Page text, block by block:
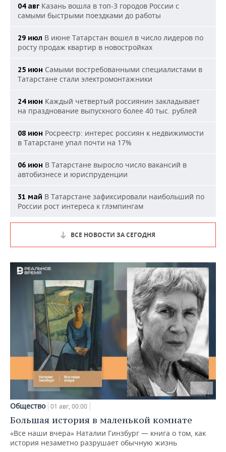
Архангельская
область
0,00
Смоленская
область
0,00 8.400.000,00
Калужская
область
0,00 0,00
Республика Коми 19.605.000,00 0,00
область
Забайкальский
край
Ставропольский
Кировская
область
область
0,00 13.949.245,80
Ульяновская
область
5.000.000,00 10.058.600,00
Оренбургская
область
11.519.690,10 0,00
Воронежская
область
2.906.500,00 0,00
Рязанская
область
0,00 9.064.000,00
Мурманская
область
8.200.000,00
Республика
Хакасия
04 авг Казань вошла в топ-3 городов России с
самыми быстрыми поездками до работы
29 июл В июне Татарстан вошел в число лидеров по
росту продаж квартир в новостройках
25 июн Самыми востребованными специалистами в
Татарстане стали электромонтажники
24 июн Каждый четвертый россиянин закладывает
на празднование выпускного более 40 тыс. рублей
08 июн Росреестр: интерес россиян к недвижимости
в Татарстане упал почти на 17%
06 июн В Татарстане выросло число вакансий в
автобизнесе и юриспруденции
31 май В Татарстане зафиксировали наибольший по
России рост интереса к глэмпингам
ВСЕ НОВОСТИ ЗА СЕГОДНЯ
Общество 01 авг, 00:00
Большая история в маленькой комнате
«Все наши вчера» Наталии Гинзбург — книга о том, как
история незаметно разрушает обычную жизнь